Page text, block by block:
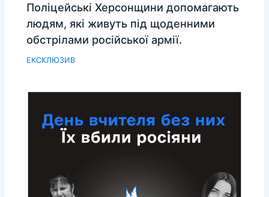
Поліцейські Херсонщини допомагають
людям, які живуть під щоденними
обстрілами російської армії.
ЕКСКЛЮЗИВ